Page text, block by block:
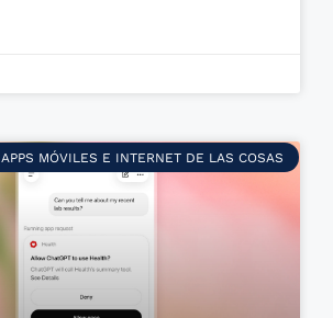
APPS MÓVILES E INTERNET DE LAS COSAS